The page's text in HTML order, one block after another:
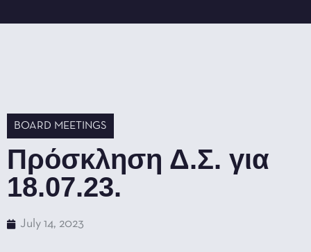
BOARD MEETINGS
Πρόσκληση Δ.Σ. για
18.07.23.
July 14, 2023